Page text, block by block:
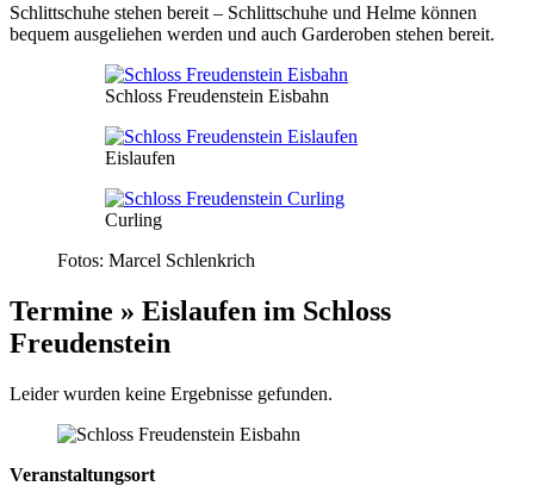
Schlittschuhe stehen bereit – Schlittschuhe und Helme können
bequem ausgeliehen werden und auch Garderoben stehen bereit.
Schloss Freudenstein Eisbahn
Eislaufen
Curling
Fotos: Marcel Schlenkrich
Termine » Eislaufen im Schloss
Freudenstein
Leider wurden keine Ergebnisse gefunden.
Veranstaltungsort